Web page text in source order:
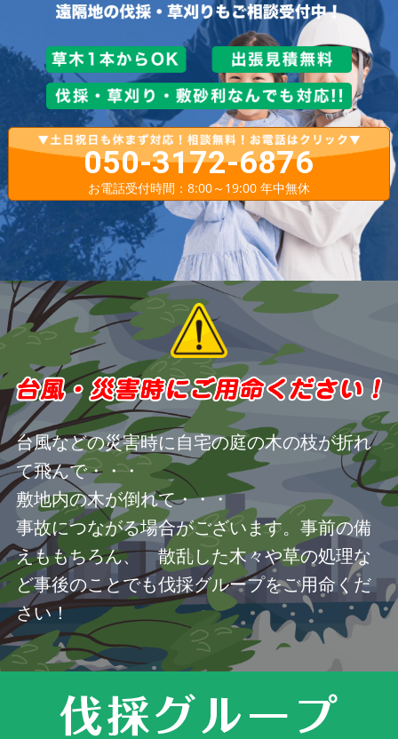
050-3172-6876
お電話受付時間：8:00～19:00 年中無休
台風などの災害時に自宅の庭の木の枝が折れ
て飛んで・・・
敷地内の木が倒れて・・・
事故につながる場合がございます。事前の備
えももちろん、 散乱した木々や草の処理な
ど事後のことでも伐採グループをご用命くだ
さい！